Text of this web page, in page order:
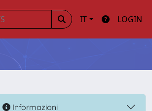
IT LOGIN
Informazioni